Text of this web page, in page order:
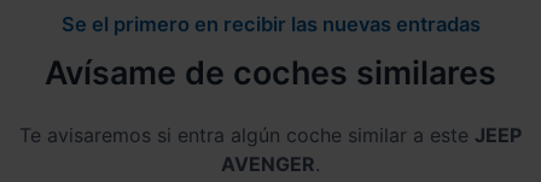
Se el primero en recibir las nuevas entradas
Avísame de coches similares
Te avisaremos si entra algún coche similar a este JEEP
AVENGER.